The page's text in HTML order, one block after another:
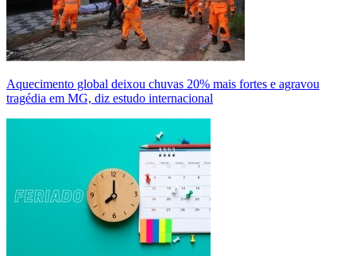
Aquecimento global deixou chuvas 20% mais fortes e agravou
tragédia em MG, diz estudo internacional